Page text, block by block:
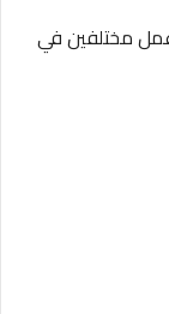
ما يصل إلى 3 أصحاب عمل مختلفين في